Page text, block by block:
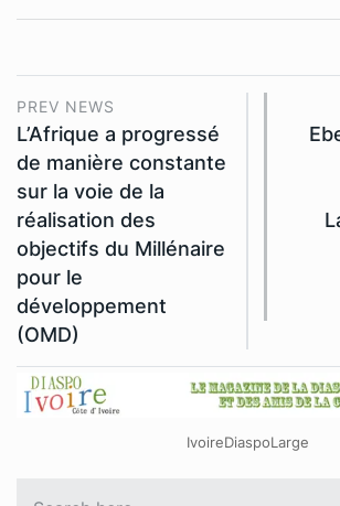
PREV NEWS
L’Afrique a progressé
de manière constante
sur la voie de la
réalisation des
objectifs du Millénaire
pour le
développement
(OMD)
IvoireDiaspoLarge